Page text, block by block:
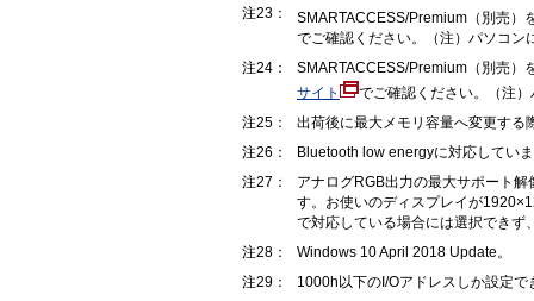
注23：
SMARTACCESS/Premium（別売）
でご確認ください。（注）パソコン
注24：
SMARTACCESS/Premium（別売）
サイト
でご確認ください。（注
注25：
出荷後に最大メモリ容量へ変更する
注26：
Bluetooth low energyに対応してい
注27：
アナログRGB出力の最大サポート
す。お使いのディスプレイが
で対応している場合には選択でき
注28：
Windows 10 April 2018 Update。
注29：
1000h以下のI/Oアドレスしか設定